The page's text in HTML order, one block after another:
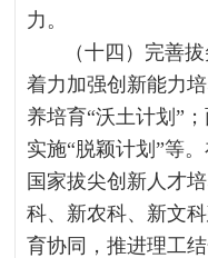
力。
（十四）完善
着力加强创新能力
养培育“沃土计划”
实施“脱颖计划”等
国家拔尖创新人才
科、新农科、新文
育协同，推进理工